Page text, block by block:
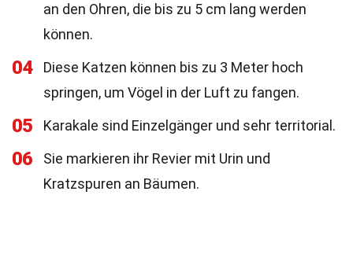
an den Ohren, die bis zu 5 cm lang werden
können.
04
Diese Katzen können bis zu 3 Meter hoch
springen, um Vögel in der Luft zu fangen.
05 Karakale sind Einzelgänger und sehr territorial.
06
Sie markieren ihr Revier mit Urin und
Kratzspuren an Bäumen.